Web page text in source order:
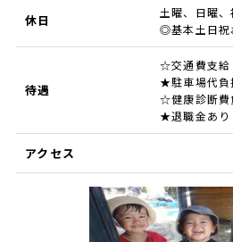
休日
土曜、日曜、
◎基本土日祝
待遇
☆交通費支給
★駐車場代負
☆健康診断費
★退職金あり
アクセス